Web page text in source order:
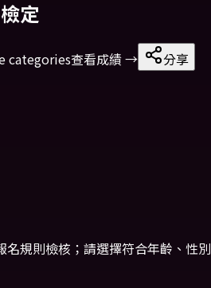
定
categories查看成績 →
分享
名規則檢核；請選擇符合年齡、性別